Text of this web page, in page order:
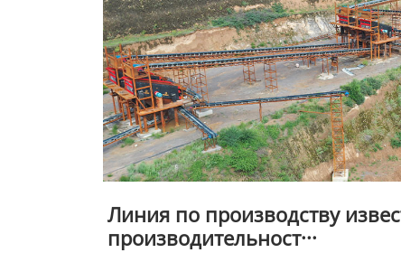
Линия по производству
производительност···